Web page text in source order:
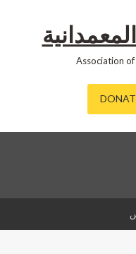
Association of